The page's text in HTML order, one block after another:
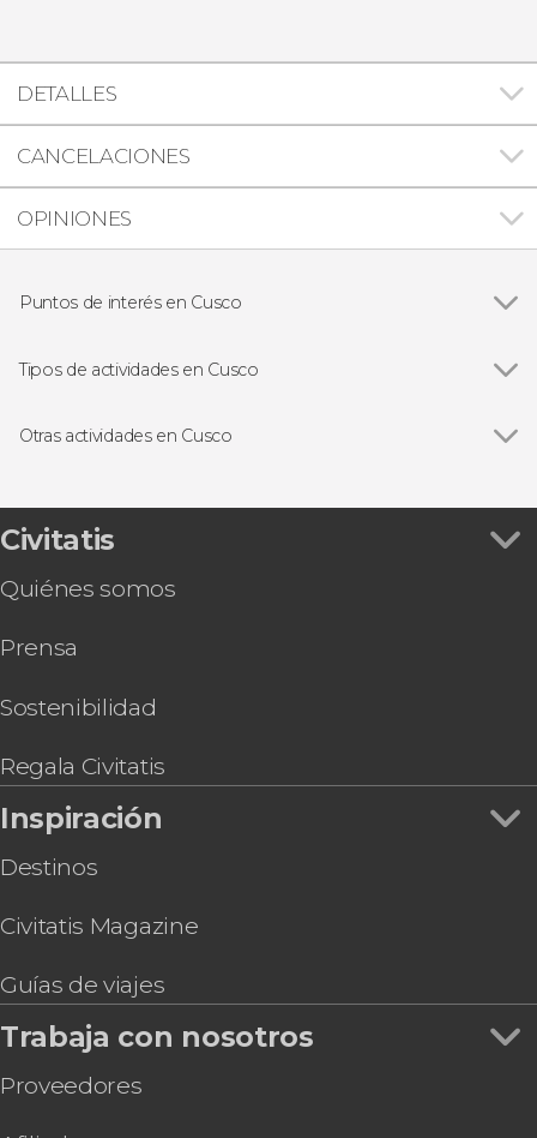
DETALLES
CANCELACIONES
OPINIONES
Puntos de interés en Cusco
Montaña Arcoíris
Tipos de actividades en Cusco
Free tours en Cusco
Quads
Excursiones de varios días
Gastronomía y enoturismo
Otras actividades en Cusco
entradas
Excursión de 2 días a Machu Picchu sin entradas
última hora
Cena con espectáculo folclórico andino en
Excursión al Santuario Animal de Cochahuasi
Boleto Turístico del Cusco
Pub Crawl ¡Tour de fiesta por Cusco!
Rafting en el río Urubamba y tirolina sobre el
Civitatis
Quiénes somos
Prensa
Sostenibilidad
Regala Civitatis
Inspiración
Destinos
Civitatis Magazine
Guías de viajes
Trabaja con nosotros
Proveedores